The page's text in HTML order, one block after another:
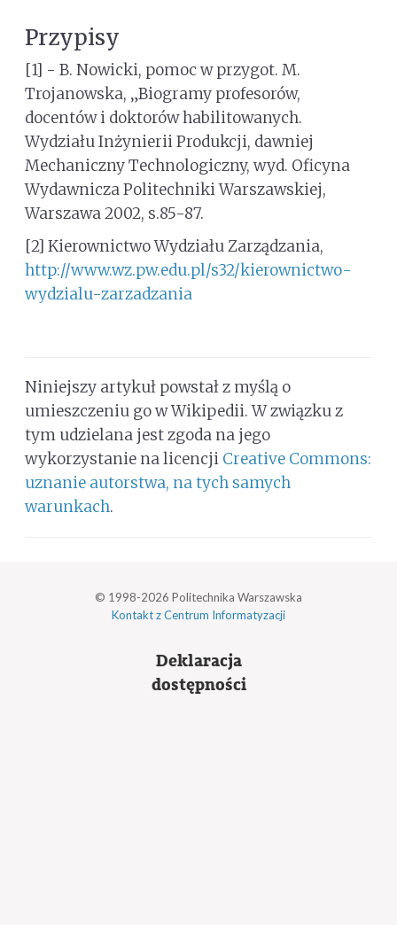
Przypisy
[1] - B. Nowicki, pomoc w przygot. M.
Trojanowska, „Biogramy profesorów,
docentów i doktorów habilitowanych.
Wydziału Inżynierii Produkcji, dawniej
Mechaniczny Technologiczny, wyd. Oficyna
Wydawnicza Politechniki Warszawskiej,
Warszawa 2002, s.85-87.
[2] Kierownictwo Wydziału Zarządzania,
http://www.wz.pw.edu.pl/s32/kierownictwo-
wydzialu-zarzadzania
Niniejszy artykuł powstał z myślą o
umieszczeniu go w Wikipedii. W związku z
tym udzielana jest zgoda na jego
wykorzystanie na licencji Creative Commons:
uznanie autorstwa, na tych samych
warunkach.
© 1998-2026 Politechnika Warszawska
Kontakt z Centrum Informatyzacji
Deklaracja
dostępności